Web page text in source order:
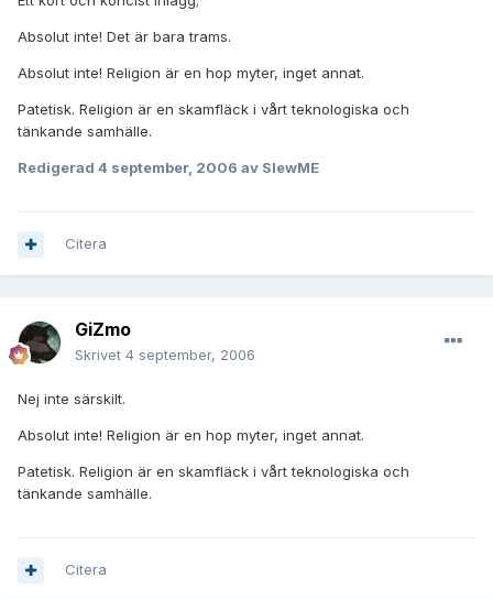
Absolut inte! Det är bara trams.
Absolut inte! Religion är en hop myter, inget annat.
Patetisk. Religion är en skamfläck i vårt teknologiska och
tänkande samhälle.
Redigerad 4 september, 2006 av SlewME
Citera
GiZmo
Skrivet 4 september, 2006
Nej inte särskilt.
Absolut inte! Religion är en hop myter, inget annat.
Patetisk. Religion är en skamfläck i vårt teknologiska och
tänkande samhälle.
Citera